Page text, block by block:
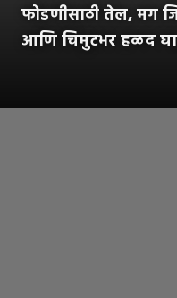
फोडणीसाठी तेल, मग
आणि चिमुटभर हळद